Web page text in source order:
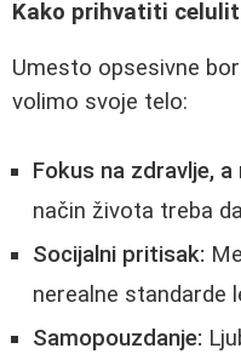
Kako prihvatiti
Umesto opsesivne
volimo svoje telo:
Fokus na zdravlje,
način života treba
Socijalni pritisak:
nerealne standarde
Samopouzdanje: